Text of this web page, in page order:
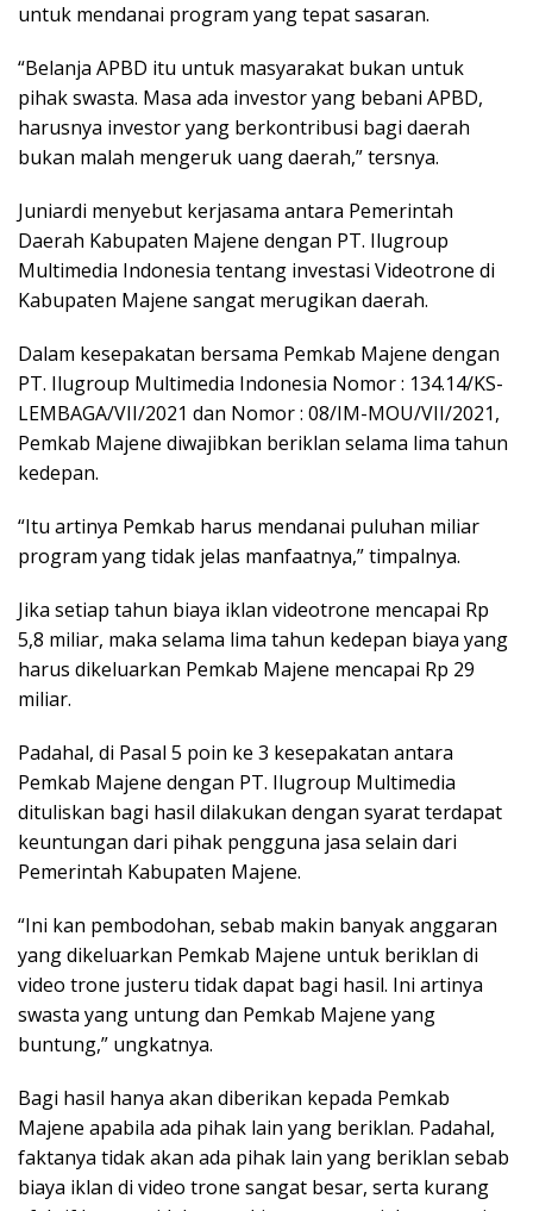
untuk mendanai program yang tepat sasaran.
“Belanja APBD itu untuk masyarakat bukan untuk
pihak swasta. Masa ada investor yang bebani APBD,
harusnya investor yang berkontribusi bagi daerah
bukan malah mengeruk uang daerah,” tersnya.
Juniardi menyebut kerjasama antara Pemerintah
Daerah Kabupaten Majene dengan PT. Ilugroup
Multimedia Indonesia tentang investasi Videotrone di
Kabupaten Majene sangat merugikan daerah.
Dalam kesepakatan bersama Pemkab Majene dengan
PT. Ilugroup Multimedia Indonesia Nomor : 134.14/KS-
LEMBAGA/VII/2021 dan Nomor : 08/IM-MOU/VII/2021,
Pemkab Majene diwajibkan beriklan selama lima tahun
kedepan.
“Itu artinya Pemkab harus mendanai puluhan miliar
program yang tidak jelas manfaatnya,” timpalnya.
Jika setiap tahun biaya iklan videotrone mencapai Rp
5,8 miliar, maka selama lima tahun kedepan biaya yang
harus dikeluarkan Pemkab Majene mencapai Rp 29
miliar.
Padahal, di Pasal 5 poin ke 3 kesepakatan antara
Pemkab Majene dengan PT. Ilugroup Multimedia
dituliskan bagi hasil dilakukan dengan syarat terdapat
keuntungan dari pihak pengguna jasa selain dari
Pemerintah Kabupaten Majene.
“Ini kan pembodohan, sebab makin banyak anggaran
yang dikeluarkan Pemkab Majene untuk beriklan di
video trone justeru tidak dapat bagi hasil. Ini artinya
swasta yang untung dan Pemkab Majene yang
buntung,” ungkatnya.
Bagi hasil hanya akan diberikan kepada Pemkab
Majene apabila ada pihak lain yang beriklan. Padahal,
faktanya tidak akan ada pihak lain yang beriklan sebab
biaya iklan di video trone sangat besar, serta kurang